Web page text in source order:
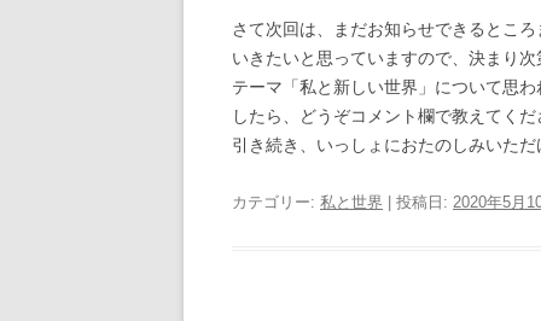
さて次回は、まだお知らせできるとこ
いきたいと思っていますので、決まり
テーマ「私と新しい世界」について思
したら、どうぞコメント欄で教えてくだ
引き続き、いっしょにおたのしみいた
カテゴリー: 私と世界 | 投稿日: 2020年5月